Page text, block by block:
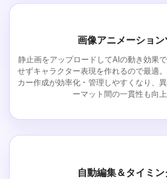
画像アニメーション
静止画をアップロードしてAIの動き効果
せずキャラクター表現を作れるので最適
カー作成が効率化・管理しやすくなり、
ーマット間の一貫性も向上
自動編集＆タイミ